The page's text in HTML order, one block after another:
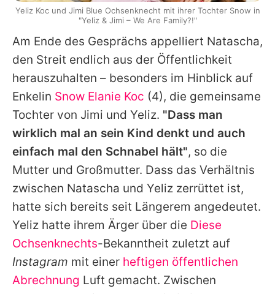
Am Ende des Gesprächs appelliert Natascha,
den Streit endlich aus der Öffentlichkeit
herauszuhalten – besonders im Hinblick auf
Enkelin Snow Elanie Koc (4), die gemeinsame
Tochter von Jimi und Yeliz. "Dass man
wirklich mal an sein Kind denkt und auch
einfach mal den Schnabel hält", so die
Mutter und Großmutter. Dass das Verhältnis
zwischen Natascha und Yeliz zerrüttet ist,
hatte sich bereits seit Längerem angedeutet.
Yeliz hatte ihrem Ärger über die Diese
Ochsenknechts-Bekanntheit zuletzt auf
Instagram mit einer heftigen öffentlichen
Abrechnung Luft gemacht. Zwischen
Yeliz Koc und Jimi Blue Ochsenknecht mit ihrer Tochter Snow in
"Yeliz & Jimi – We Are Family?!"